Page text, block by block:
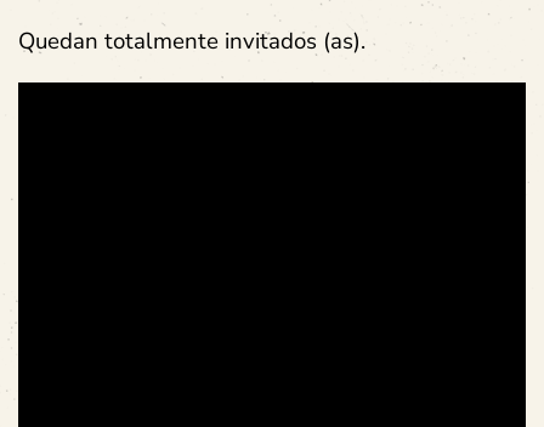
Quedan totalmente invitados (as).